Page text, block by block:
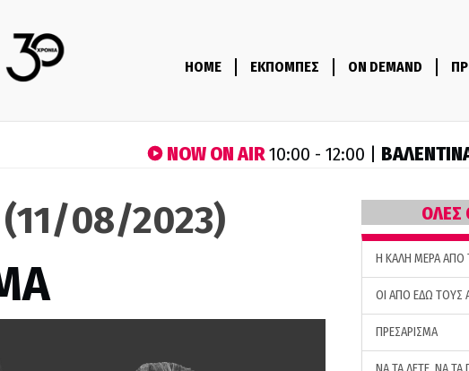
HOME ΕΚΠΟΜΠΕΣ ON DEMAND
NOW ON AIR10:00 - 12:00 |
08/2023) ΟΛΕΣ
H ΚΑΛΗ ΜΕΡΑ ΑΠΟ
ΟΙ ΑΠΟ ΕΔΩ ΤΟΥΣ
ΠΡΕΣΑΡΙΣΜΑ